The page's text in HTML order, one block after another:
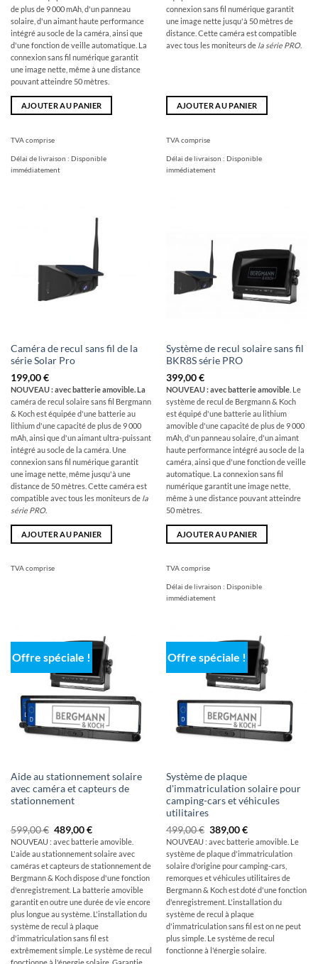
599,00
€
€.
de plus de 9 000 mAh, d'un panneau
solaire, d'un aimant haute performance
intégré au socle de la caméra, ainsi que
d'une fonction de veille automatique. La
connexion sans fil numérique garantit
une image nette, même à une distance
pouvant atteindre 50 mètres.
AJOUTER AU PANIER
TVA comprise
Délai de livraison : Disponible
immédiatement
connexion sans fil numérique garantit
une image nette jusqu'à 50 mètres de
distance. Cette caméra est compatible
avec tous les moniteurs de la série PRO.
AJOUTER AU PANIER
TVA comprise
Délai de livraison : Disponible
immédiatement
Caméra de recul sans fil de la
série Solar Pro
199,00€
NOUVEAU : avec batterie amovible. La
caméra de recul solaire sans fil Bergmann
& Koch est équipée d'une batterie au
lithium d'une capacité de plus de 9 000
mAh, ainsi que d'un aimant ultra-puissant
intégré au socle de la caméra. Une
connexion sans fil numérique garantit
une image nette, même jusqu'à une
distance de 50 mètres. Cette caméra est
compatible avec tous les moniteurs de la
série PRO.
AJOUTER AU PANIER
TVA comprise
Système de recul solaire sans fil
BKR8S série PRO
399,00€
NOUVEAU : avec batterie amovible. Le
système de recul de Bergmann & Koch
est équipé d'une batterie au lithium
amovible d'une capacité de plus de 9 000
mAh, d'un panneau solaire, d'un aimant
haute performance intégré au socle de la
caméra, ainsi que d'une fonction de veille
automatique. La connexion sans fil
numérique garantit une image nette,
même à une distance pouvant atteindre
50 mètres.
AJOUTER AU PANIER
TVA comprise
Délai de livraison : Disponible
immédiatement
Offre spéciale !
Aide au stationnement solaire
avec caméra et capteurs de
stationnement
599,00€ Le
prix
initial
était
de
:
599,00
€
489,00€Le
prix
actuel
est
de
:
489,00
€.
NOUVEAU : avec batterie amovible.
L'aide au stationnement solaire avec
caméras et capteurs de stationnement de
Bergmann & Koch dispose d'une fonction
d'enregistrement. La batterie amovible
garantit en outre une durée de vie encore
plus longue au système. L'installation du
système de recul à plaque
d'immatriculation sans fil est
extrêmement simple. Le système de recul
fonctionne à l'énergie solaire. Garantie
Offre spéciale !
Système de plaque
d'immatriculation solaire pour
camping-cars et véhicules
utilitaires
499,00€ Le
prix
initial
était
de
:
499,00
€
389,00€Le
prix
actuel
est
de
389,00
€.
NOUVEAU : avec batterie amovible. Le
système de plaque d'immatriculation
solaired'originepour camping-cars,
remorques et véhicules utilitairesde
Bergmann & Koch est doté d'une fonction
d'enregistrement. L'installation du
système de recul à plaque
d'immatriculation sans fil est on ne peut
plus simple. Le système de recul
fonctionne à l'énergie solaire.